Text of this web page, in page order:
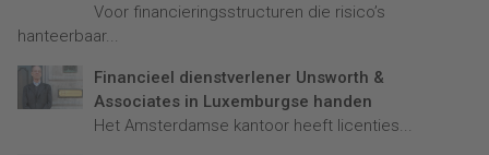
Voor financieringsstructuren die risico’s
hanteerbaar...
Financieel dienstverlener Unsworth &
Associates in Luxemburgse handen
Het Amsterdamse kantoor heeft licenties...